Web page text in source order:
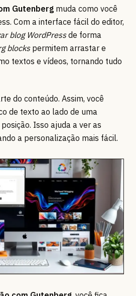
Gutenberg muda como você
Com a interface fácil do editor,
blog WordPressde forma
blockspermitem arrastar e
textos e vídeos, tornando tudo
do conteúdo. Assim, você
de texto ao lado de uma
Isso ajuda a ver as
a personalização mais fácil.